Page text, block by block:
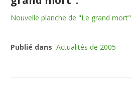
Nouvelle planche de "Le grand mort"
Publié dans Actualités de 2005